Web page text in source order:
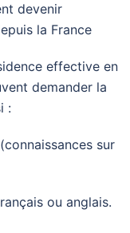
devenir
la France
effective en
demander la
:
sur
ou anglais.